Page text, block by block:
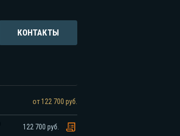
КОНТАКТЫ
от 122 700 руб.
122 700 руб.